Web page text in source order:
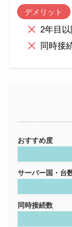
デメリット
2年目
同時接
おすすめ度
サーバー国・台
同時接続数